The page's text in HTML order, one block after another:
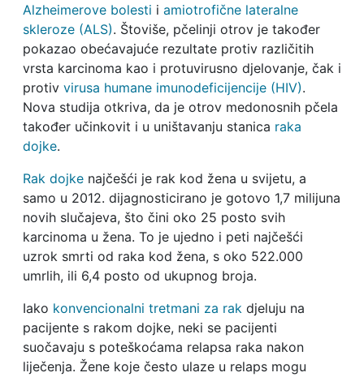
Alzheimerove bolesti i amiotrofične lateralne
skleroze (ALS). Štoviše, pčelinji otrov je također
pokazao obećavajuće rezultate protiv različitih
vrsta karcinoma kao i protuvirusno djelovanje, čak i
protiv virusa humane imunodeficijencije (HIV).
Nova studija otkriva, da je otrov medonosnih pčela
također učinkovit i u uništavanju stanica raka
dojke.
Rak dojkenajčešći je rak kod žena u svijetu, a
samo u 2012. dijagnosticirano je gotovo 1,7 milijuna
novih slučajeva, što čini oko 25 posto svih
karcinoma u žena. To je ujedno i peti najčešći
uzrok smrti od raka kod žena, s oko 522.000
umrlih, ili 6,4 posto od ukupnog broja.
Iako konvencionalni tretmani za rakdjeluju na
pacijente s rakom dojke, neki se pacijenti
suočavaju s poteškoćama relapsa raka nakon
liječenja. Žene koje često ulaze u relaps mogu